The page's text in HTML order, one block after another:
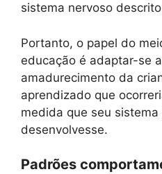
sistema nervoso
Portanto, o papel do
educação é adaptar-se
amadurecimento da
aprendizado que
medida que seu sistema
desenvolvesse.
Padrões